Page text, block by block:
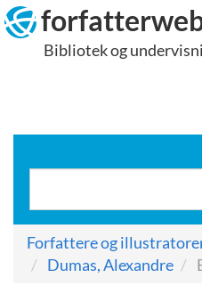
Hop
til
indholdBibliotek og
Forfattere og
Dumas, Alexandre